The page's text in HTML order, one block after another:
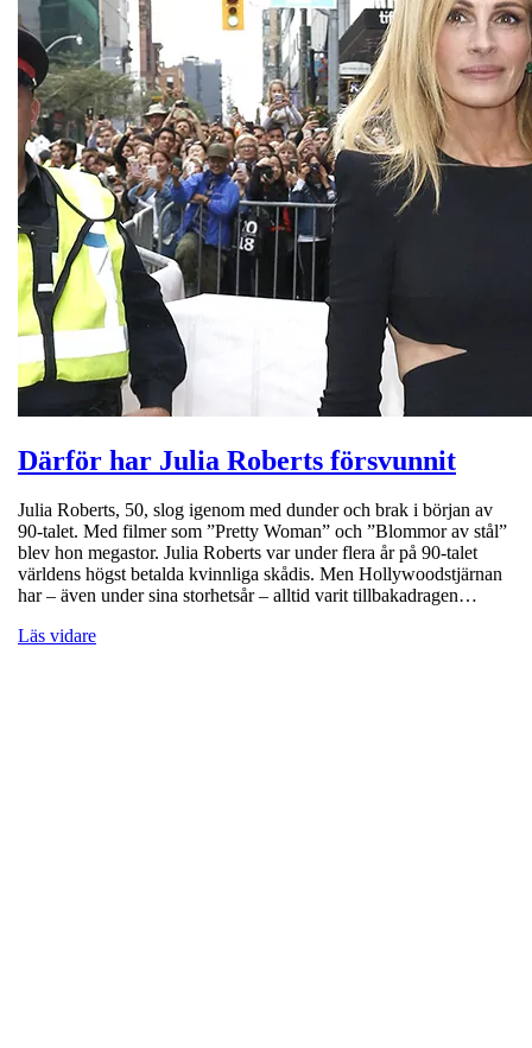
Därför har Julia Roberts försvunnit
Julia Roberts, 50, slog igenom med dunder och brak i början av
90-talet. Med filmer som ”Pretty Woman” och ”Blommor av stål”
blev hon megastor. Julia Roberts var under flera år på 90-talet
världens högst betalda kvinnliga skådis. Men Hollywoodstjärnan
har – även under sina storhetsår – alltid varit tillbakadragen…
Läs vidare